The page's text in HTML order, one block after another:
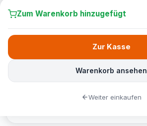
Zum Warenkorb hinzugefügt
Warenkorb ansehen
Zur Kasse
Weiter einkaufen